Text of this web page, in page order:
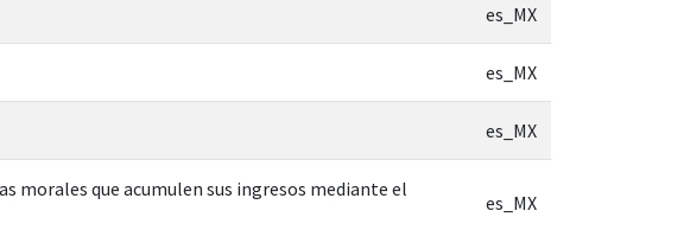
es_MX
es_MX
es_MX
morales que acumulen sus ingresos mediante el
es_MX